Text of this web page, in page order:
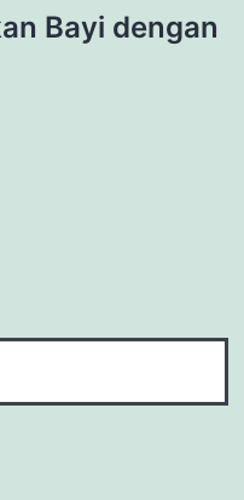
Bayi dengan